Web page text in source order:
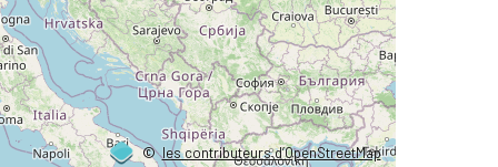
©les contributeurs d’OpenStreetMap